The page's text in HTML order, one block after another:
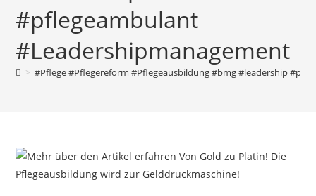
#pflegeambulant
#Leadershipmanagement
> #Pflege #Pflegereform #Pflegeausbildung #bmg #leadership